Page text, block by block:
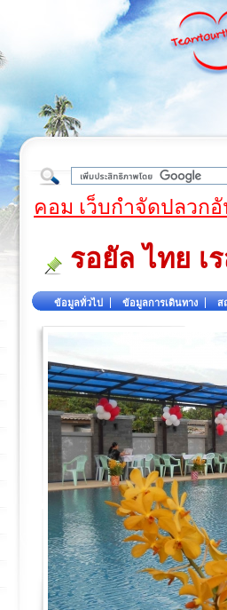
คอม เว็บกำจัดปลวก
รอยัล ไทย เ
ข้อมูลทั่วไป ข้อมูลการเดินทาง ส